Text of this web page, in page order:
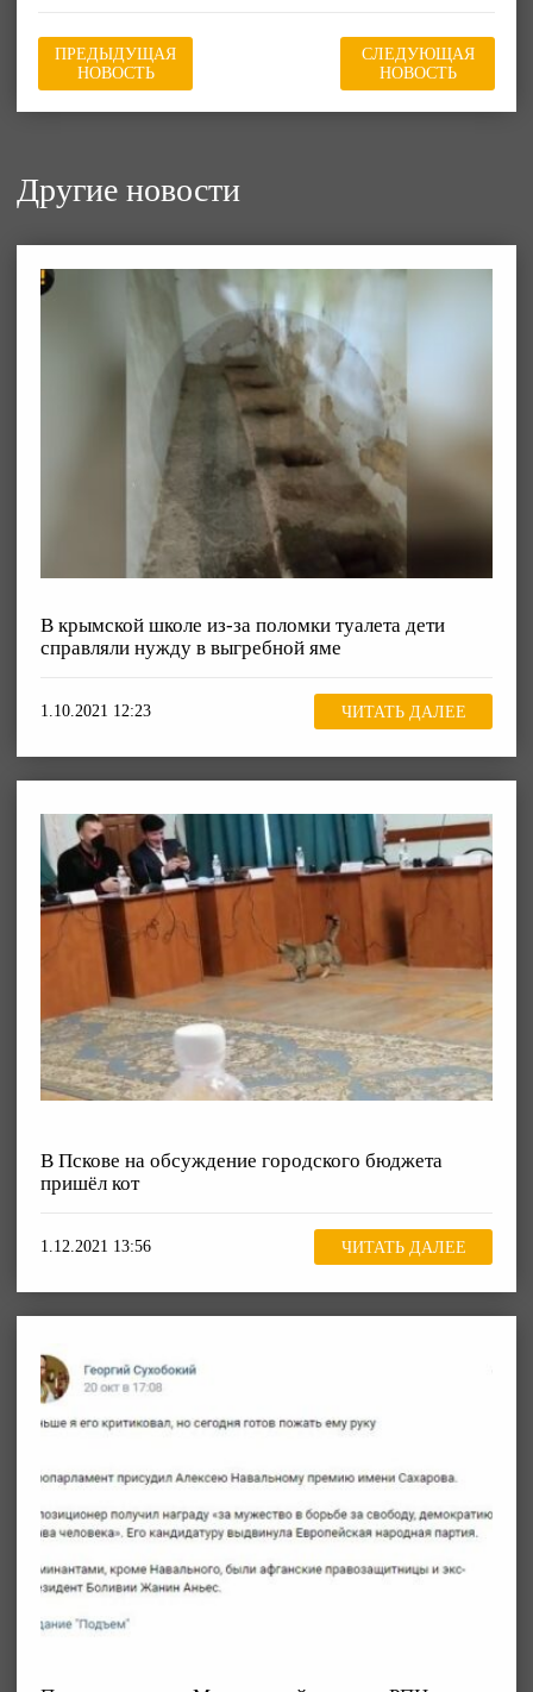
ПРЕДЫДУЩАЯ
НОВОСТЬ
СЛЕДУЮЩАЯ
НОВОСТЬ
Другие новости
В крымской школе из-за поломки туалета дети
справляли нужду в выгребной яме
1.10.2021 12:23 ЧИТАТЬ ДАЛЕЕ
В Пскове на обсуждение городского бюджета
пришёл кот
1.12.2021 13:56 ЧИТАТЬ ДАЛЕЕ